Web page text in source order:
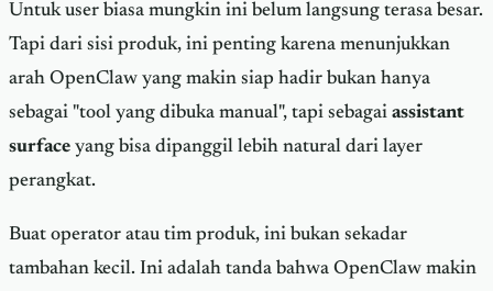
Untuk user biasa mungkin ini belum langsung terasa besar.
Tapi dari sisi produk, ini penting karena menunjukkan
arah OpenClaw yang makin siap hadir bukan hanya
sebagai "tool yang dibuka manual", tapi sebagai assistant
surface yang bisa dipanggil lebih natural dari layer
perangkat.
Buat operator atau tim produk, ini bukan sekadar
tambahan kecil. Ini adalah tanda bahwa OpenClaw makin